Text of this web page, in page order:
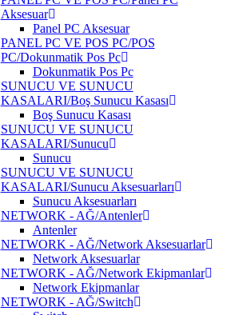
Aksesuar
Panel PC Aksesuar
PANEL PC VE POS PC/POS
PC/Dokunmatik Pos Pc
Dokunmatik Pos Pc
SUNUCU VE SUNUCU
KASALARI/Boş Sunucu Kasası
Boş Sunucu Kasası
SUNUCU VE SUNUCU
KASALARI/Sunucu
Sunucu
SUNUCU VE SUNUCU
KASALARI/Sunucu Aksesuarları
Sunucu Aksesuarları
NETWORK - AĞ/Antenler
Antenler
NETWORK - AĞ/Network Aksesuarlar
Network Aksesuarlar
NETWORK - AĞ/Network Ekipmanlar
Network Ekipmanlar
NETWORK - AĞ/Switch